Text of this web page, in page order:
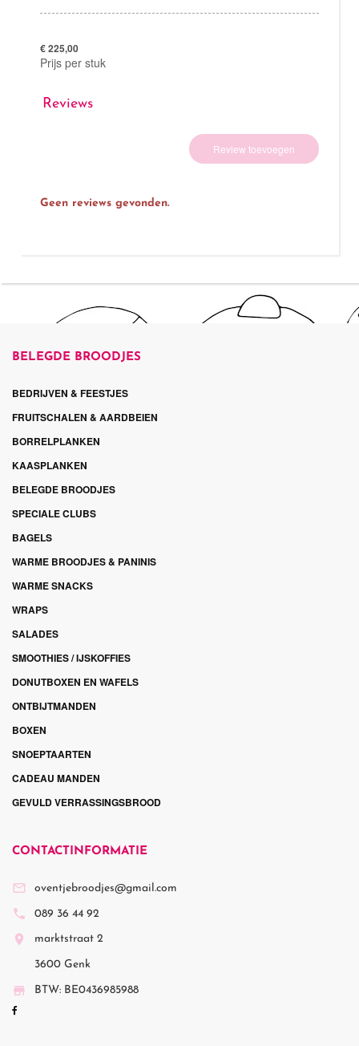
€ 225,00
Prijs per stuk
Reviews
Review toevoegen
Geen reviews gevonden.
BELEGDE BROODJES
BEDRIJVEN & FEESTJES
FRUITSCHALEN & AARDBEIEN
BORRELPLANKEN
KAASPLANKEN
BELEGDE BROODJES
SPECIALE CLUBS
BAGELS
WARME BROODJES & PANINIS
WARME SNACKS
WRAPS
SALADES
SMOOTHIES / IJSKOFFIES
DONUTBOXEN EN WAFELS
ONTBIJTMANDEN
BOXEN
SNOEPTAARTEN
CADEAU MANDEN
GEVULD VERRASSINGSBROOD
CONTACTINFORMATIE
 oventjebroodjes@gmail.com
 089 36 44 92
 marktstraat 2
3600 Genk
 BTW: BE0436985988